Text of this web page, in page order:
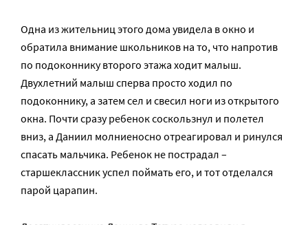
Одна из жительниц этого дома увидела в окно и
обратила внимание школьников на то, что напротив
по подоконнику второго этажа ходит малыш.
Двухлетний малыш сперва просто ходил по
подоконнику, а затем сел и свесил ноги из открытого
окна. Почти сразу ребенок соскользнул и полетел
вниз, а Даниил молниеносно отреагировал и ринулся
спасать мальчика. Ребенок не пострадал –
старшеклассник успел поймать его, и тот отделался
парой царапин.